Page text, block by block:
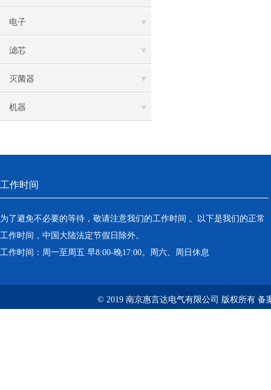
电子
滤芯
灭菌器
机器
工作时间
为了避免不必要的等待，敬请注意我们的工作时间 。以下是我们的正常
工作时间，中国大陆法定节假日除外。
工作时间：周一至周五 早8:00-晚17:00。周六、周日休息
© 2019 南京惠言达电气有限公司 版权所有 备